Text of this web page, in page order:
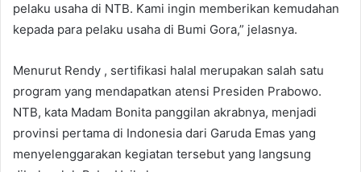
pelaku usaha di NTB. Kami ingin memberikan kemudahan
kepada para pelaku usaha di Bumi Gora,” jelasnya.
Menurut Rendy , sertifikasi halal merupakan salah satu
program yang mendapatkan atensi Presiden Prabowo.
NTB, kata Madam Bonita panggilan akrabnya, menjadi
provinsi pertama di Indonesia dari Garuda Emas yang
menyelenggarakan kegiatan tersebut yang langsung